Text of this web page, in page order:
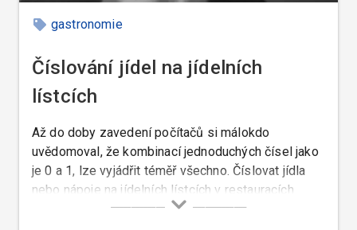
gastronomie
Číslování jídel na jídelních
lístcích
Až do doby zavedení počítačů si málokdo
uvědomoval, že kombinací jednoduchých čísel jako
je 0 a 1, lze vyjádřit téměř všechno. Číslovat jídla
nebo nápoje na jídelních lístcích v restauracích
vyšších cenových skupin ještě donedávna někteří